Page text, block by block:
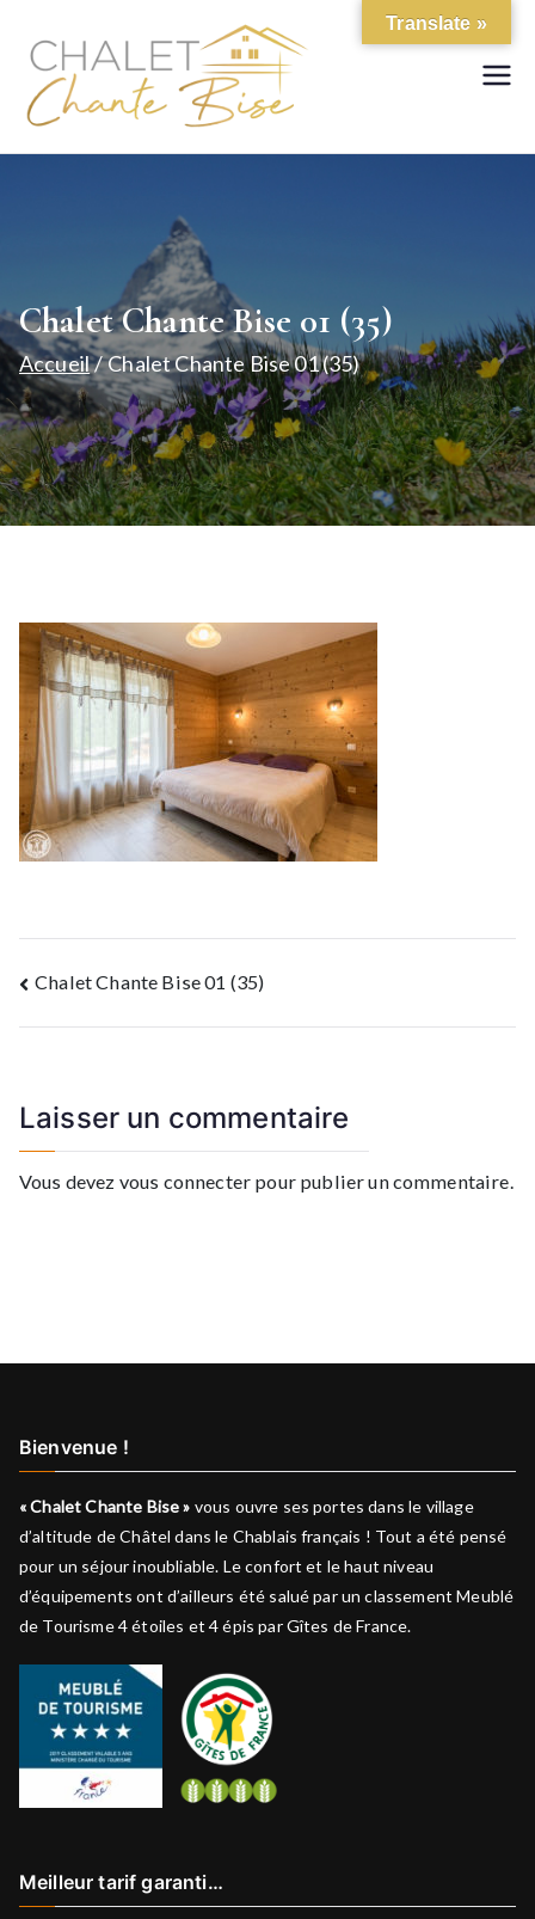
contenu
Location de chalet de
Chalet Chante Bise 01 (35)
Accueil Chalet Chante Bise 01 (35)
Navigation
de
Chalet Chante Bise 01 (35)
Laisser un commentaire
Vous devez vous connecter pour publier un commentaire.
Bienvenue !
« Chalet Chante Bise » vous ouvre ses portes dans le village
d’altitude de Châtel dans le Chablais français ! Tout a été pensé
pour un séjour inoubliable. Le confort et le haut niveau
d’équipements ont d’ailleurs été salué par un classement Meublé
de Tourisme 4 étoiles et 4 épis par Gîtes de France.
Meilleur tarif garanti…
Translate »